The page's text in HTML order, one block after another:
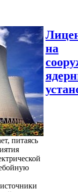
питаясь
на